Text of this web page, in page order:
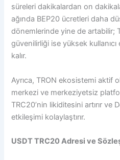
süreleri dakikalardan on
ağında BEP20 ücretleri daha
dönemlerinde yine de artabilir;
güvenilirliği ise yüksek
kalır.
Ayrıca, TRON ekosistemi aktif
merkezi ve merkeziyetsiz
TRC20’nin likiditesini artırır ve
etkileşimi kolaylaştırır.
USDT TRC20 Adresi ve